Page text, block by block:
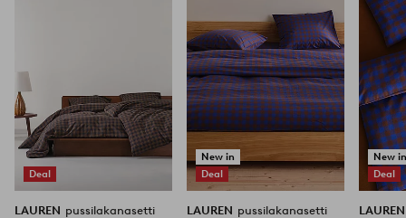
Deal
LAUREN pussilakanasetti
New in
Deal
LAUREN pussilakanasetti
New
Deal